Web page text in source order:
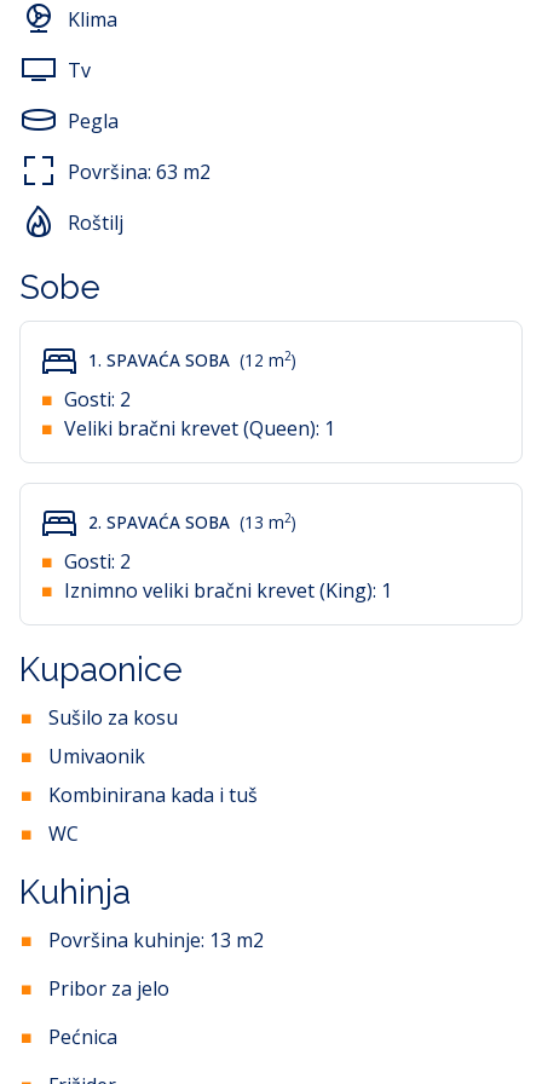
posteljine, ručnika, WiFi-a, grila, te klime.
Postoji mogućnost korištenja perilice rublja s ostalim
gostima.
U ovom apartmanu dozvoljen je boravak kućnim
ljubimcima (1) bez nadoplate.
Klima
Tv
Pegla
Površina: 63 m2
Roštilj
Sobe
1. SPAVAĆA SOBA (12 m2)
Gosti: 2
Veliki bračni krevet (Queen): 1
2. SPAVAĆA SOBA (13 m2)
Gosti: 2
Iznimno veliki bračni krevet (King): 1
Kupaonice
Sušilo za kosu
Umivaonik
Kombinirana kada i tuš
WC
Kuhinja
Površina kuhinje: 13 m2
Pribor za jelo
Pećnica